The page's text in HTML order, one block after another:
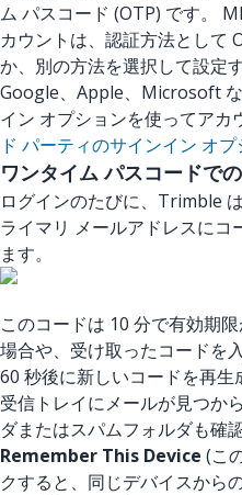
ム パスコード (OTP) です。
カウントは、認証方法として
か、別の方法を選択して設定
Google、Apple、Microsoft
イン オプションを使ってアカ
ド パーティのサインイン オプ
ワンタイム パスコードで
ログインのたびに、Trimble
ライマリ メールアドレスにコ
ます。
このコードは 10 分で有効期
場合や、受け取ったコードを
60 秒後に新しいコードを再生
受信トレイにメールが見つか
ダまたはスパムフォルダも確
Remember This Device (こ
クすると、同じデバイスから